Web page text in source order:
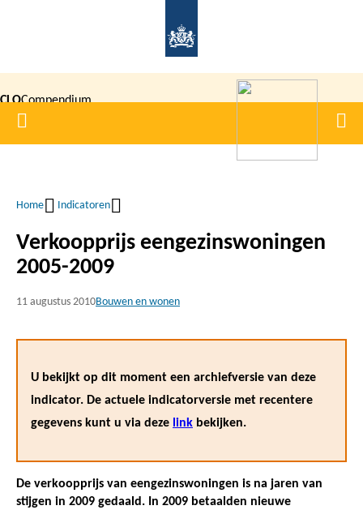
inhoud
gaan
CLOCompendium
voor de
Home
Kruimelpad
Home Indicatoren
Verkoopprijs eengezinswoningen
2005-2009
11 augustus 2010Bouwen en wonen
U bekijkt op dit moment een archiefversie van deze
indicator. De actuele indicatorversie met recentere
gegevens kunt u via deze link bekijken.
De verkoopprijs van eengezinswoningen is na jaren van
stijgen in 2009 gedaald. In 2009 betaalden nieuwe